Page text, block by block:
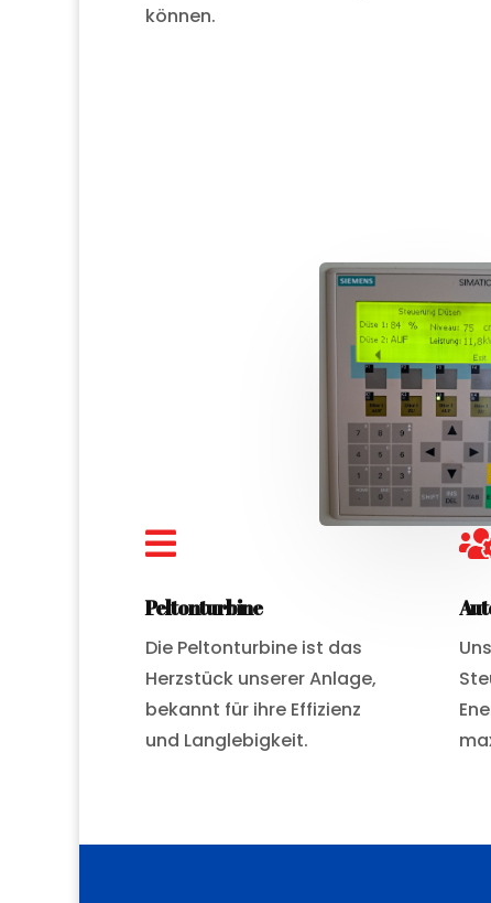
können.

Peltonturbine
Die Peltonturbine ist das
Herzstück unserer Anlage,
bekannt für ihre Effizienz
und Langlebigkeit.